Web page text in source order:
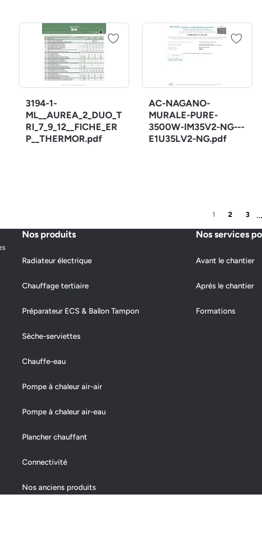
3194-1-
ML__AUREA_2_DUO_T
RI_7_9_12__FICHE_ER
P__THERMOR.pdf
AC-NAGANO-
MURALE-PURE-
3500W-IM35V2-NG---
E1U35LV2-NG.pdf
1 2 3 ...
Nos produits
Radiateur électrique
Chauffage tertiaire
Préparateur ECS & Ballon Tampon
Sèche-serviettes
Chauffe-eau
Pompe à chaleur air-air
Pompe à chaleur air-eau
Plancher chauffant
Connectivité
Nos anciens produits
Nos services
Avant le chantier
Après le chantier
Formations